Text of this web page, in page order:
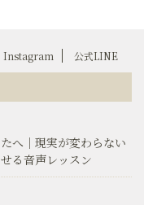
Instagram 公式LINE
たへ│現実が変わらない
る音声レッスン